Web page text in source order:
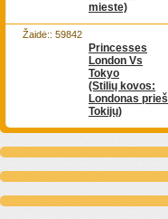
mieste)
Princesses
London Vs
Tokyo
(Stilių kovos:
Londonas prieš
Tokijų)
Žaidė:: 59842